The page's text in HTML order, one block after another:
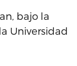
bajo la
Universidad